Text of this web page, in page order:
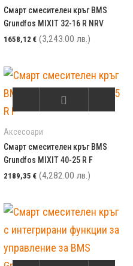
Смарт смесителен кръг BMS
Grundfos MIXIT 32-16 R NRV
1658,12€ (3,243.00 лв.)
Аксесоари
Смарт смесителен кръг BMS
Grundfos MIXIT 40-25 R F
2189,35€ (4,282.00 лв.)